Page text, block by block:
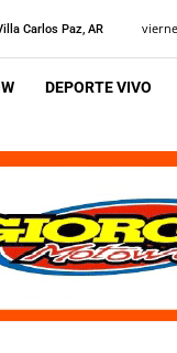
Carlos Paz, AR
DEPORTE VIVO